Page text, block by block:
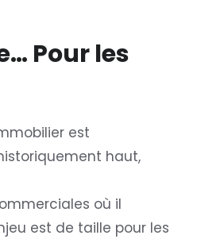
Pour les
est
haut,
où il
est de taille pour les